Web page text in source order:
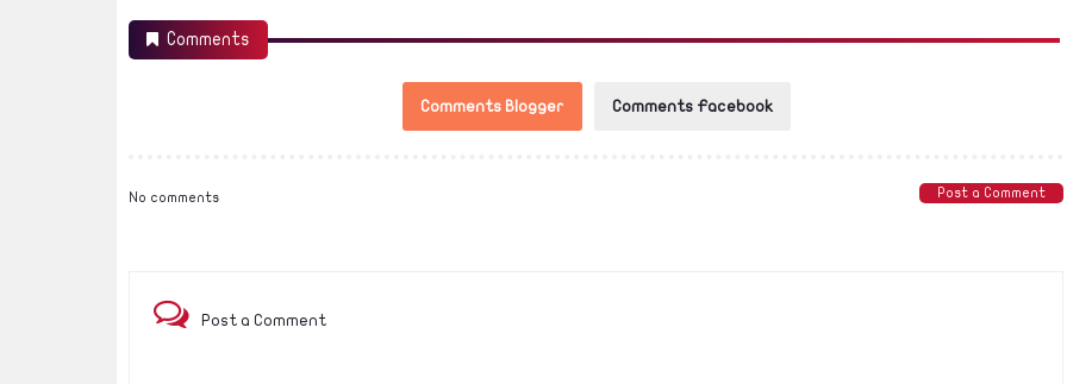
Comments
Comments Blogger Comments Facebook
No comments Post a Comment
Post a Comment